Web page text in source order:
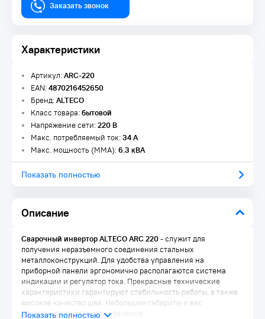
Заказать звонок
Характеристики
Описание
Артикул:ARC-220
EAN:4870216452650
Бренд:ALTECO
Класс товара:бытовой
Напряжение сети:220 В
Макс. потребляемый ток:34 А
Макс. мощность (MMA):6.3 кВА
Показать полностью
Сварочный инвертор ALTECO ARC 220-служит для
получения неразъемного соединения стальных
металлоконструкций. Для удобства управления на
приборной панели эргономично располагаются система
индикации и регулятор тока. Прекрасные технические
характеристики гарантируют стабильность работы, а также
высокое качество шва. Небольшие габариты и вес
обеспечивают легкость хранения.